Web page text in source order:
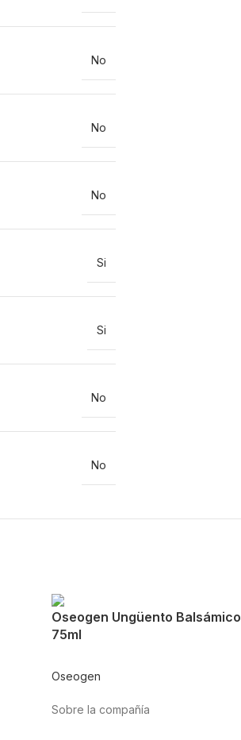
No
No
No
Si
Si
No
No
Oseogen Ungüento Balsámico
75ml
Oseogen
Sobre la compañía